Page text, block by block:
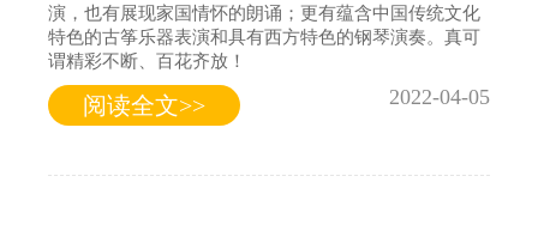
演，也有展现家国情怀的朗诵；更有蕴含中国传统文化
特色的古筝乐器表演和具有西方特色的钢琴演奏。真可
谓精彩不断、百花齐放！
阅读全文>> 2022-04-05